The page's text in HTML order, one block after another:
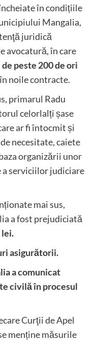
în condițiile
Mangalia,
juridică
avocatură, în care
de peste 200 de ori
noile contracte.
primarul Radu
celorlalți șase
ar fi întocmit și
necesitate, caiete
organizării unor
a serviciilor judiciare
mai sus,
a fost prejudiciată
lei.
asigurătorii.
a comunicat
civilă în procesul
Curţii de Apel
menține măsurile